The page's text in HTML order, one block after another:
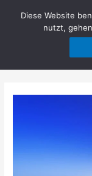
Hilfe im
Diese Website
nutzt,